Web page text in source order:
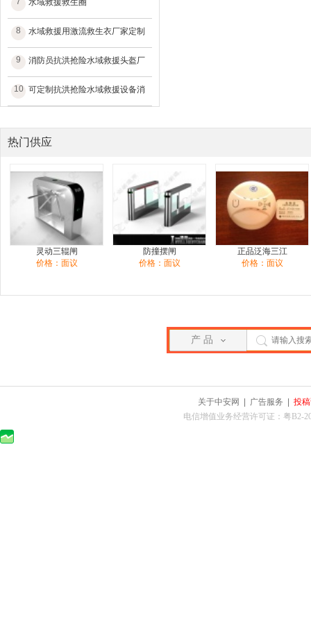
水域救援救生圈
8 水域救援用激流救生衣厂家定制
9 消防员抗洪抢险水域救援头盔厂
10 可定制抗洪抢险水域救援设备消
热门供应
灵动三辊闸
价格：面议
防撞摆闸
价格：面议
正品泛海三江
价格：面议
产 品
关于中安网 广告服务
投
电信增值业务经营许可证：粤